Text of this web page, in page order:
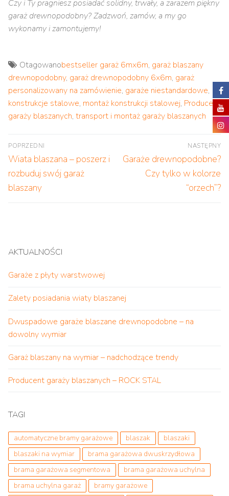
Czy i Ty pragniesz posiadać solidny, trwały, a zarazem piękny
garaż drewnopodobny? Zadzwoń, zamów, a my go
wykonamy i zamontujemy!
Otagowanobestseller garaż 6mx6m, garaż blaszany
drewnopodobny, garaż drewnopodobny 6x6m, garaż
personalizowany na zamówienie, garaże niestandardowe,
konstrukcje stalowe, montaż konstrukcji stalowej, Producent
garaży blaszanych, transport i montaż garaży blaszanych
Nawigacja
wpisu
POPRZEDNI
Poprzedni
wpis:
Wiata blaszana – poszerz i
rozbuduj swój garaż
blaszany
NASTĘPNY
Następny
Garaże drewnopodobne?
Czy tylko w kolorze
“orzech”?
AKTUALNOŚCI
Garaże z płyty warstwowej
Zalety posiadania wiaty blaszanej
Dwuspadowe garaże blaszane drewnopodobne – na
dowolny wymiar
Garaż blaszany na wymiar – nadchodzące trendy
Producent garaży blaszanych – ROCK STAL
TAGI
automatyczne bramy garażowe blaszak
blaszaki
blaszaki na wymiar
brama garażowa dwuskrzydłowa
brama garażowa segmentowa
brama garażowa uchylna
brama uchylna garaż
bramy garażowe